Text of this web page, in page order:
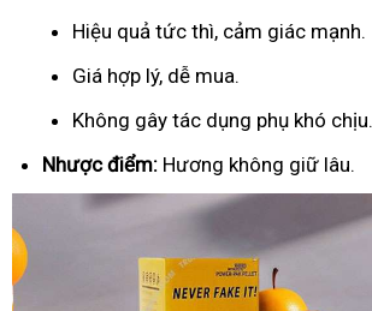
Hiệu quả tức thì, cảm giác mạnh.
Giá hợp lý, dễ mua.
Không gây tác dụng phụ khó chịu.
Nhược điểm: Hương không giữ lâu.